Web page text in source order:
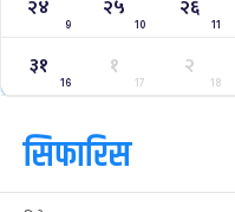
२४
9
२५
10
२६
11
३१
16
१
17
२
18
सिफारिस